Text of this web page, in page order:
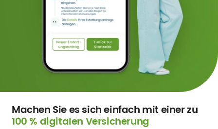
Machen Sie es sich einfach mit einer zu
100 % digitalen Versicherung